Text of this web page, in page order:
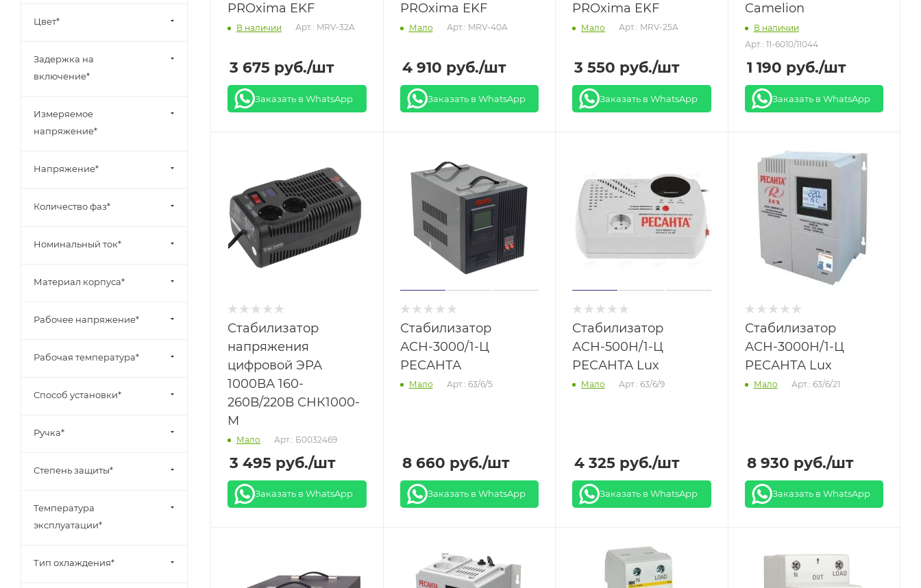
PROxima EKF
В наличии Арт.: MRV-32A
3 675 руб./шт
Заказать в WhatsApp
PROxima EKF
Мало Арт.: MRV-40A
4 910 руб./шт
Заказать в WhatsApp
PROxima EKF
Мало Арт.: MRV-25A
3 550 руб./шт
Заказать в WhatsApp
Camelion
В наличии
Арт.: 11-6010/11044
1 190 руб./шт
Заказать в WhatsApp
Стабилизатор
напряжения
цифровой ЭРА
1000ВА 160-
260В/220В СНК1000-
М
Мало Арт.: Б0032469
3 495 руб./шт
Заказать в WhatsApp
Стабилизатор
АСН-3000/1-Ц
РЕСАНТА
Мало Арт.: 63/6/5
8 660 руб./шт
Заказать в WhatsApp
Стабилизатор
АСН-500Н/1-Ц
РЕСАНТА Lux
Мало Арт.: 63/6/9
4 325 руб./шт
Заказать в WhatsApp
Стабилизатор
АСН-3000Н/1-Ц
РЕСАНТА Lux
Мало Арт.: 63/6/21
8 930 руб./шт
Заказать в WhatsApp
Цвет*
Задержка на
включение*
Измеряемое
напряжение*
Напряжение*
Количество фаз*
Номинальный ток*
Материал корпуса*
Рабочее напряжение*
Рабочая температура*
Способ установки*
Ручка*
Степень защиты*
Температура
эксплуатации*
Тип охлаждения*